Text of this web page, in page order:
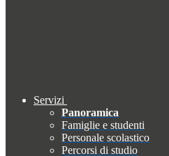
Servizi
Panoramica
Famiglie e studenti
Personale scolastico
Percorsi di studio